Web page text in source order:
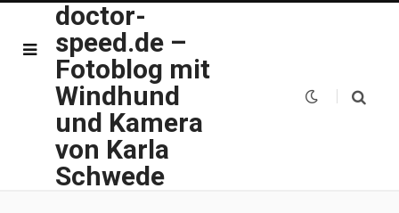
doctor-
speed.de –
Fotoblog mit
Windhund
und Kamera
von Karla
Schwede